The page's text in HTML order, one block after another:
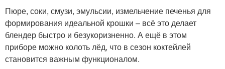
Пюре, соки, смузи, эмульсии, измельчение печенья для
формирования идеальной крошки – всё это делает
блендер быстро и безукоризненно. А ещё в этом
приборе можно колоть лёд, что в сезон коктейлей
становится важным функционалом.